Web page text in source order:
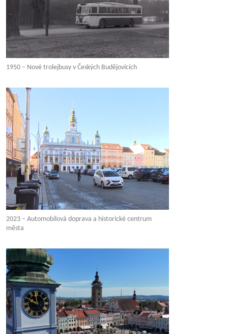
1950 – Nové trolejbusy v Českých Budějovicích
2023 – Automobilová doprava a historické centrum
města